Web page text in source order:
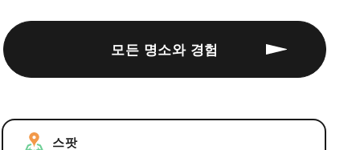
모든 명소와 경험
스팟